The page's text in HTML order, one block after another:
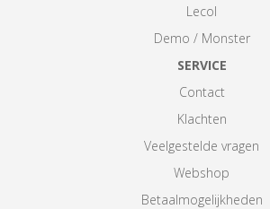
Lecol
Demo / Monster
SERVICE
Contact
Klachten
Veelgestelde vragen
Webshop
Betaalmogelijkheden